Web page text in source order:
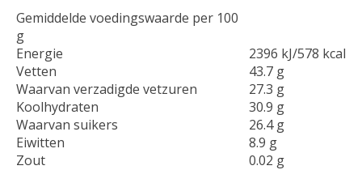
Gemiddelde voedingswaarde per 100
g
Energie
2396 kJ/578 kcal
Vetten
43.7 g
Waarvan verzadigde vetzuren
27.3 g
Koolhydraten
30.9 g
Waarvan suikers
26.4 g
Eiwitten
8.9 g
Zout
0.02 g